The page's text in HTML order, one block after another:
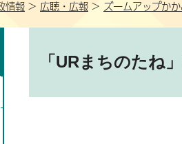
情報 > 広聴・広報 > ズームアップか
「URまちのたね